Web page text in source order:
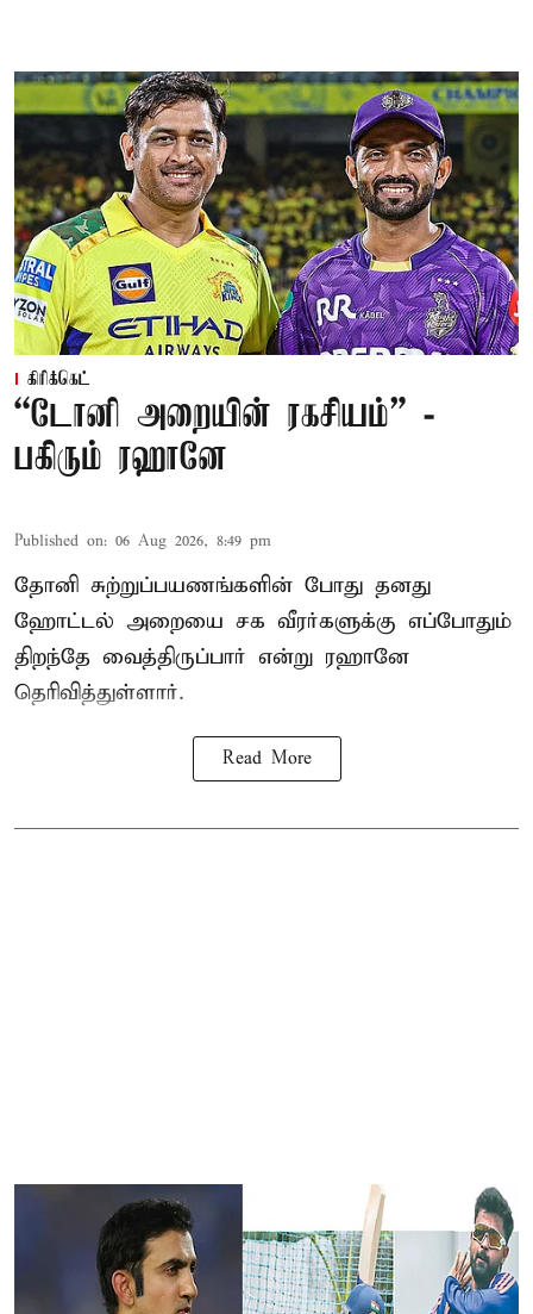
கிரிக்கெட்
“டோனி அறையின் ரகசியம்” -
பகிரும் ரஹானே
Published on: 06 Aug 2026, 8:49 pm
தோனி சுற்றுப்பயணங்களின் போது தனது
ஹோட்டல் அறையை சக வீரர்களுக்கு எப்போதும்
திறந்தே வைத்திருப்பார் என்று ரஹானே
தெரிவித்துள்ளார்.
Read More